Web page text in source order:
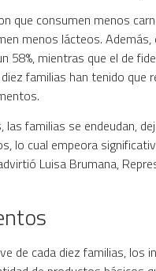
que consumen menos
menos lácteos.
58%, mientras que el de
familias han tenido que
las familias se endeudan,
lo cual empeora
Luisa Brumana,
de cada diez familias, los